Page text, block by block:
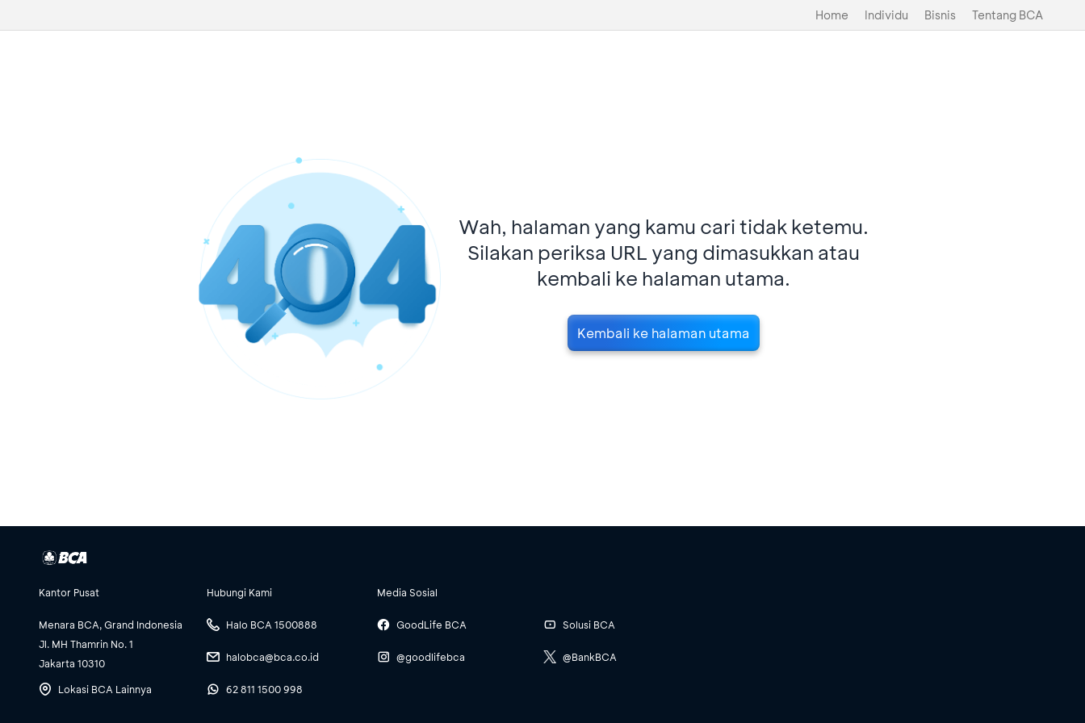
Home Individu Bisnis Tentang BCA
Wah, halaman yang kamu cari tidak ketemu.
Silakan periksa URL yang dimasukkan atau
kembali ke halaman utama.
Kembali ke halaman utama
Kantor Pusat
Menara BCA, Grand Indonesia
Jl. MH Thamrin No. 1
Jakarta 10310
Lokasi BCA Lainnya
Hubungi Kami
Halo BCA 1500888
halobca@bca.co.id
62 811 1500 998
Media Sosial
GoodLife BCA
@goodlifebca
Solusi BCA
@BankBCA